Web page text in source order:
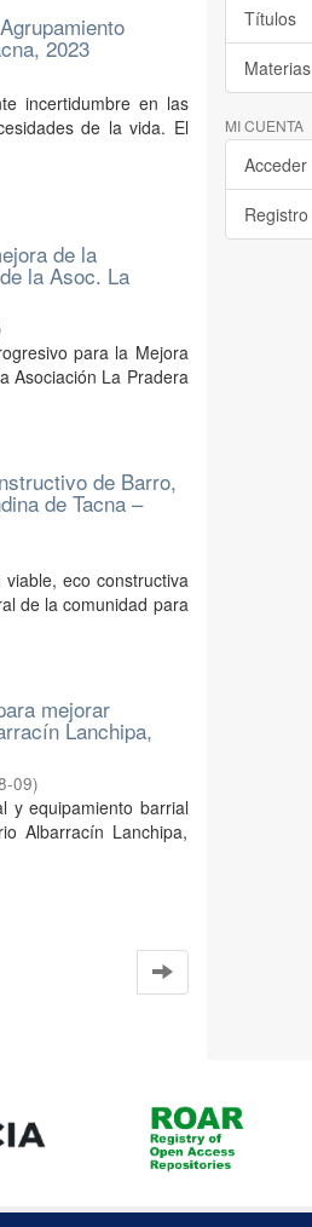
2023
incertidumbre en las
de la vida. El
de la
la Asoc. La
para la Mejora
Asociación La Pradera
de Barro,
de Tacna –
eco constructiva
de la comunidad para
mejorar
Lanchipa,
09)
y equipamiento barrial
Albarracín Lanchipa,
Títulos
Materias
MI CUENTA
Acceder
Registro